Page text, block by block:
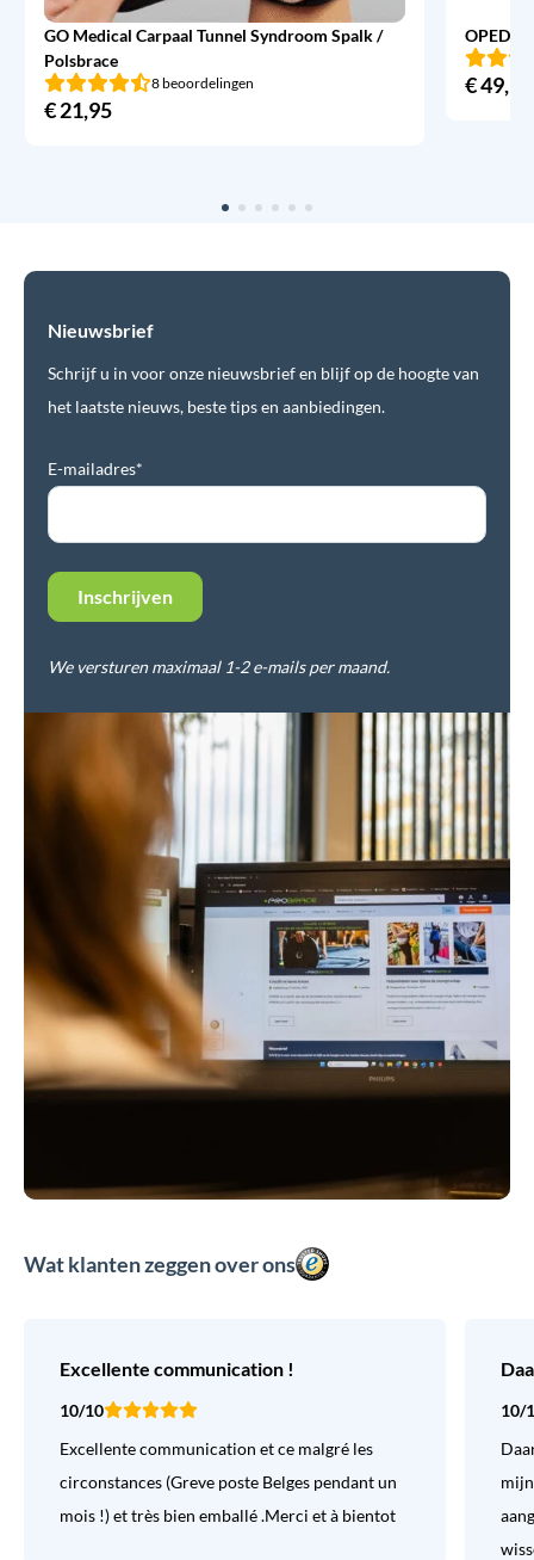
GO Medical Carpaal Tunnel Syndroom Spalk /
Polsbrace
8 beoordelingen
€21,95
OPED
€49,95
Nieuwsbrief
Schrijf u in voor onze nieuwsbrief en blijf op de hoogte van
het laatste nieuws, beste tips en aanbiedingen.
E-mailadres*
We versturen maximaal 1-2 e-mails per maand.
Wat klanten zeggen over ons
Excellente communication !
10/10
Excellente communication et ce malgré les
circonstances (Greve poste Belges pendant un
mois !) et très bien emballé .Merci et à bientot
10/